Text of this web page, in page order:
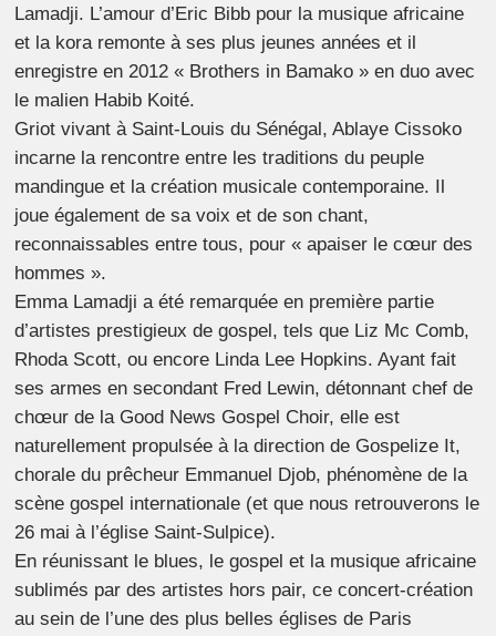
Lamadji. L’amour d’Eric Bibb pour la musique africaine
et la kora remonte à ses plus jeunes années et il
enregistre en 2012 « Brothers in Bamako » en duo avec
le malien Habib Koité.
Griot vivant à Saint-Louis du Sénégal, Ablaye Cissoko
incarne la rencontre entre les traditions du peuple
mandingue et la création musicale contemporaine. Il
joue également de sa voix et de son chant,
reconnaissables entre tous, pour « apaiser le cœur des
hommes ».
Emma Lamadji a été remarquée en première partie
d’artistes prestigieux de gospel, tels que Liz Mc Comb,
Rhoda Scott, ou encore Linda Lee Hopkins. Ayant fait
ses armes en secondant Fred Lewin, détonnant chef de
chœur de la Good News Gospel Choir, elle est
naturellement propulsée à la direction de Gospelize It,
chorale du prêcheur Emmanuel Djob, phénomène de la
scène gospel internationale (et que nous retrouverons le
26 mai à l’église Saint-Sulpice).
En réunissant le blues, le gospel et la musique africaine
sublimés par des artistes hors pair, ce concert-création
au sein de l’une des plus belles églises de Paris